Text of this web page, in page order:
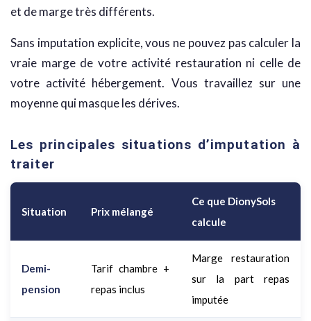
et de marge très différents.
Sans imputation explicite, vous ne pouvez pas calculer la
vraie marge de votre activité restauration ni celle de
votre activité hébergement. Vous travaillez sur une
moyenne qui masque les dérives.
Les principales situations d’imputation à
traiter
Situation Prix mélangé
Ce que DionySols
calcule
Demi-
pension
Tarif chambre +
repas inclus
Marge restauration
sur la part repas
imputée